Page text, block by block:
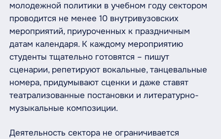
молодежной политики в учебном году сектором
проводится не менее 10 внутривузовских
мероприятий, приуроченных к праздничным
датам календаря. К каждому мероприятию
студенты тщательно готовятся – пишут
сценарии, репетируют вокальные, танцевальные
номера, придумывают сценки и даже ставят
театрализованные постановки и литературно-
музыкальные композиции.
Деятельность сектора не ограничивается